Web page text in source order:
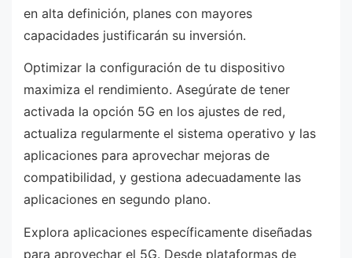
en alta definición, planes con mayores
capacidades justificarán su inversión.
Optimizar la configuración de tu dispositivo
maximiza el rendimiento. Asegúrate de tener
activada la opción 5G en los ajustes de red,
actualiza regularmente el sistema operativo y las
aplicaciones para aprovechar mejoras de
compatibilidad, y gestiona adecuadamente las
aplicaciones en segundo plano.
Explora aplicaciones específicamente diseñadas
para aprovechar el 5G. Desde plataformas de